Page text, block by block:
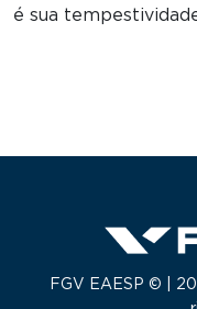
é sua
FGV EAESP © |